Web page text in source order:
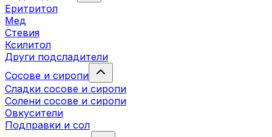
Еритритол
Мед
Стевия
Ксилитол
Други подсладители
Сосове и сиропи
Сладки сосове и сиропи
Солени сосове и сиропи
Овкусители
Подправки и сол